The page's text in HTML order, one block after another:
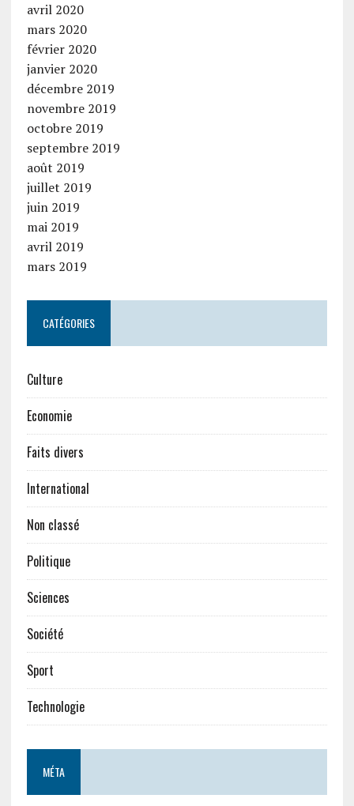
avril 2020
mars 2020
février 2020
janvier 2020
décembre 2019
novembre 2019
octobre 2019
septembre 2019
août 2019
juillet 2019
juin 2019
mai 2019
avril 2019
mars 2019
CATÉGORIES
Culture
Economie
Faits divers
International
Non classé
Politique
Sciences
Société
Sport
Technologie
MÉTA